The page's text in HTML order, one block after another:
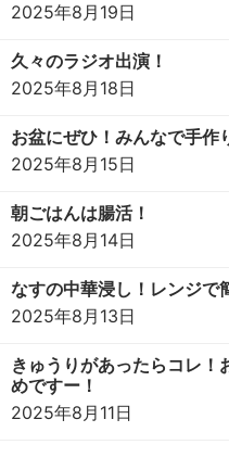
2025年8月19日
久々のラジオ出演！
2025年8月18日
お盆にぜひ！みんなで手作
2025年8月15日
朝ごはんは腸活！
2025年8月14日
なすの中華浸し！レンジで
2025年8月13日
きゅうりがあったらコレ！
めですー！
2025年8月11日